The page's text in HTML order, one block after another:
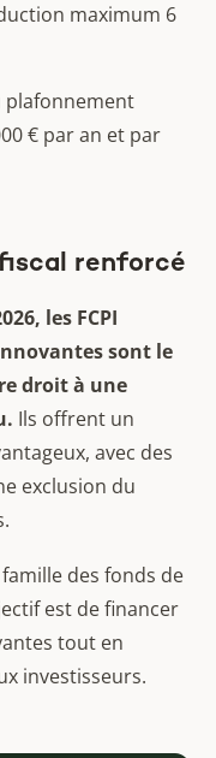
maximum 6
plafonnement
€ par an et par
renforcé
les FCPI
sont le
droit à une
Ils offrent un
avec des
exclusion du
des fonds de
est de financer
tout en
investisseurs.